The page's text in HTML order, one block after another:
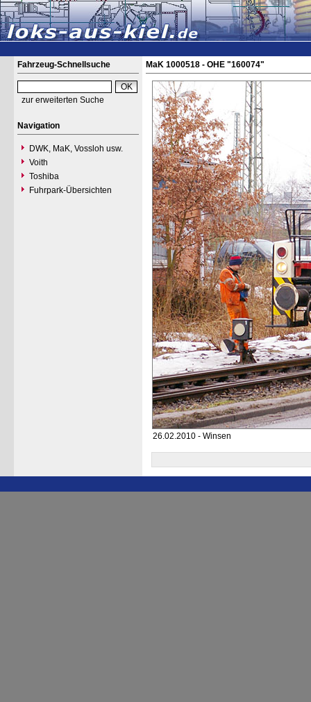
Fahrzeug-Schnellsuche
zur erweiterten Suche
Navigation
DWK, MaK, Vossloh usw.
Voith
Toshiba
Fuhrpark-Übersichten
MaK 1000518 - OHE "160074"
26.02.2010 - Winsen